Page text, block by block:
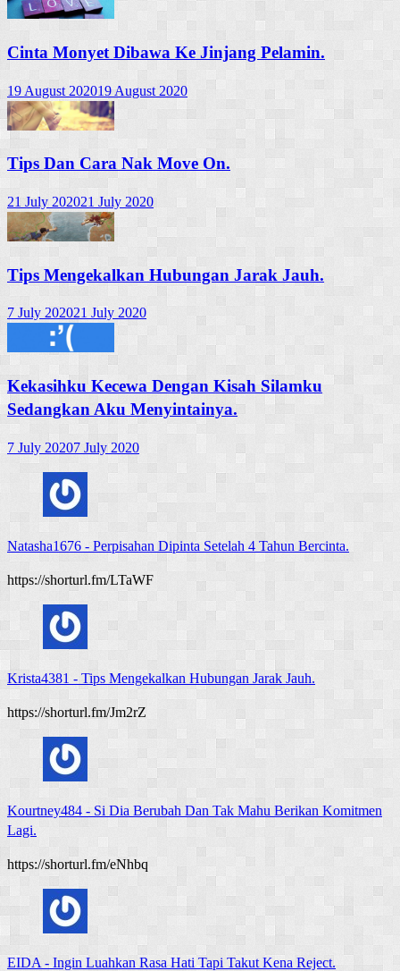
Cinta Monyet Dibawa Ke Jinjang Pelamin.
19 August 202019 August 2020
Tips Dan Cara Nak Move On.
21 July 202021 July 2020
Tips Mengekalkan Hubungan Jarak Jauh.
7 July 202021 July 2020
Kekasihku Kecewa Dengan Kisah Silamku
Sedangkan Aku Menyintainya.
7 July 20207 July 2020
Natasha1676 - Perpisahan Dipinta Setelah 4 Tahun Bercinta.
https://shorturl.fm/LTaWF
Krista4381 - Tips Mengekalkan Hubungan Jarak Jauh.
https://shorturl.fm/Jm2rZ
Kourtney484 - Si Dia Berubah Dan Tak Mahu Berikan Komitmen
Lagi.
https://shorturl.fm/eNhbq
EIDA - Ingin Luahkan Rasa Hati Tapi Takut Kena Reject.